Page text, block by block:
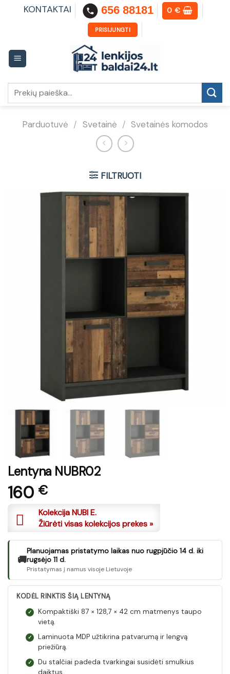
KONTAKTAI 656 88181 0€
PRISIJUNGTI
Parduotuvė / Svetainė / Svetainės komodos
FILTRUOTI
Lentyna NUBR02
160 €
Kolekcija NUBI E.
Žiūrėti visas kolekcijos prekes »
🚚
Planuojamas pristatymo laikas nuo rugpjūčio 14 d. iki
rugsėjo 11 d.
Pristatymas į namus visoje Lietuvoje
KODĖL RINKTIS ŠIĄ LENTYNĄ
✓
Kompaktiški 87 × 128,7 × 42 cm matmenys taupo
vietą.
✓
Laminuota MDP užtikrina patvarumą ir lengvą
priežiūrą.
✓
Du stalčiai padeda tvarkingai susidėti smulkius